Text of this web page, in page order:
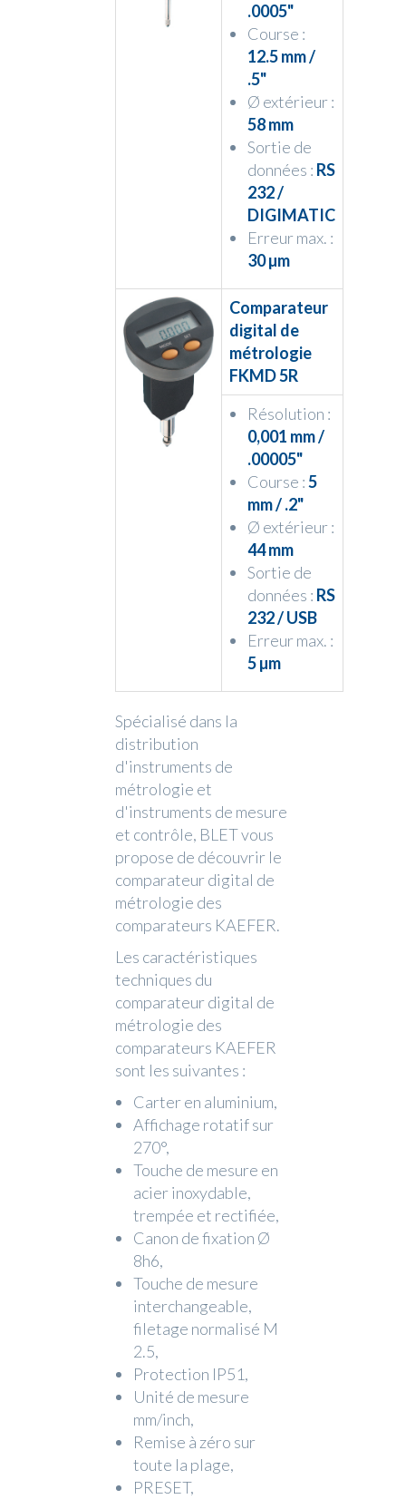
.0005"
Course :
12.5 mm /
.5"
Ø extérieur :
58 mm
Sortie de
données : RS
232 /
DIGIMATIC
Erreur max. :
30 µm
Comparateur
digital de
métrologie
FKMD 5R
Résolution :
0,001 mm /
.00005"
Course :5
mm / .2"
Ø extérieur :
44 mm
Sortie de
données : RS
232 / USB
Erreur max. :
5 µm
Spécialisé dans la
distribution
d'instruments de
métrologie et
d'instruments de mesure
et contrôle, BLET vous
propose de découvrir le
comparateur digital de
métrologie des
comparateurs KAEFER.
Les caractéristiques
techniques du
comparateur digital de
métrologie des
comparateurs KAEFER
sont les suivantes :
Carter en aluminium,
Affichage rotatif sur
270°,
Touche de mesure en
acier inoxydable,
trempée et rectifiée,
Canon de fixation Ø
8h6,
Touche de mesure
interchangeable,
filetage normalisé M
2.5,
Protection IP51,
Unité de mesure
mm/inch,
Remise à zéro sur
toute la plage,
PRESET,